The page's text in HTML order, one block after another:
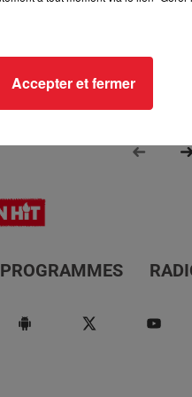
PROGRAMMES
Accepter et fermer